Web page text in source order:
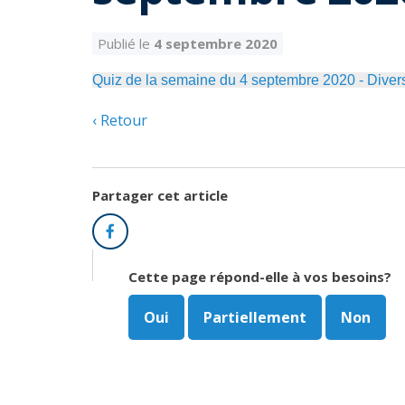
Publié le 4 septembre 2020
Quiz de la semaine du 4 septembre 2020 -
Retour
Partager cet article
Facebook
Cette page répond-elle à vos besoins?
Oui Partiellement Non